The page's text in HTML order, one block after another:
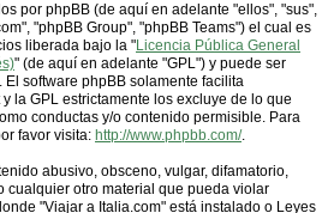
por phpBB (de aquí en adelante "ellos", "sus",
"phpBB Group", "phpBB Teams") el cual es
liberada bajo la "Licencia Pública General
" (de aquí en adelante "GPL") y puede ser
. El software phpBB solamente facilita
la GPL estrictamente los excluye de lo que
conductas y/o contenido permisible. Para
favor visita: http://www.phpbb.com/.
abusivo, obsceno, vulgar, difamatorio,
cualquier otro material que pueda violar
"Viajar a Italia.com" está instalado o Leyes